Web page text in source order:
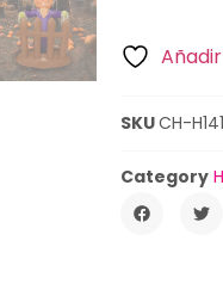
SKUCH-
Category